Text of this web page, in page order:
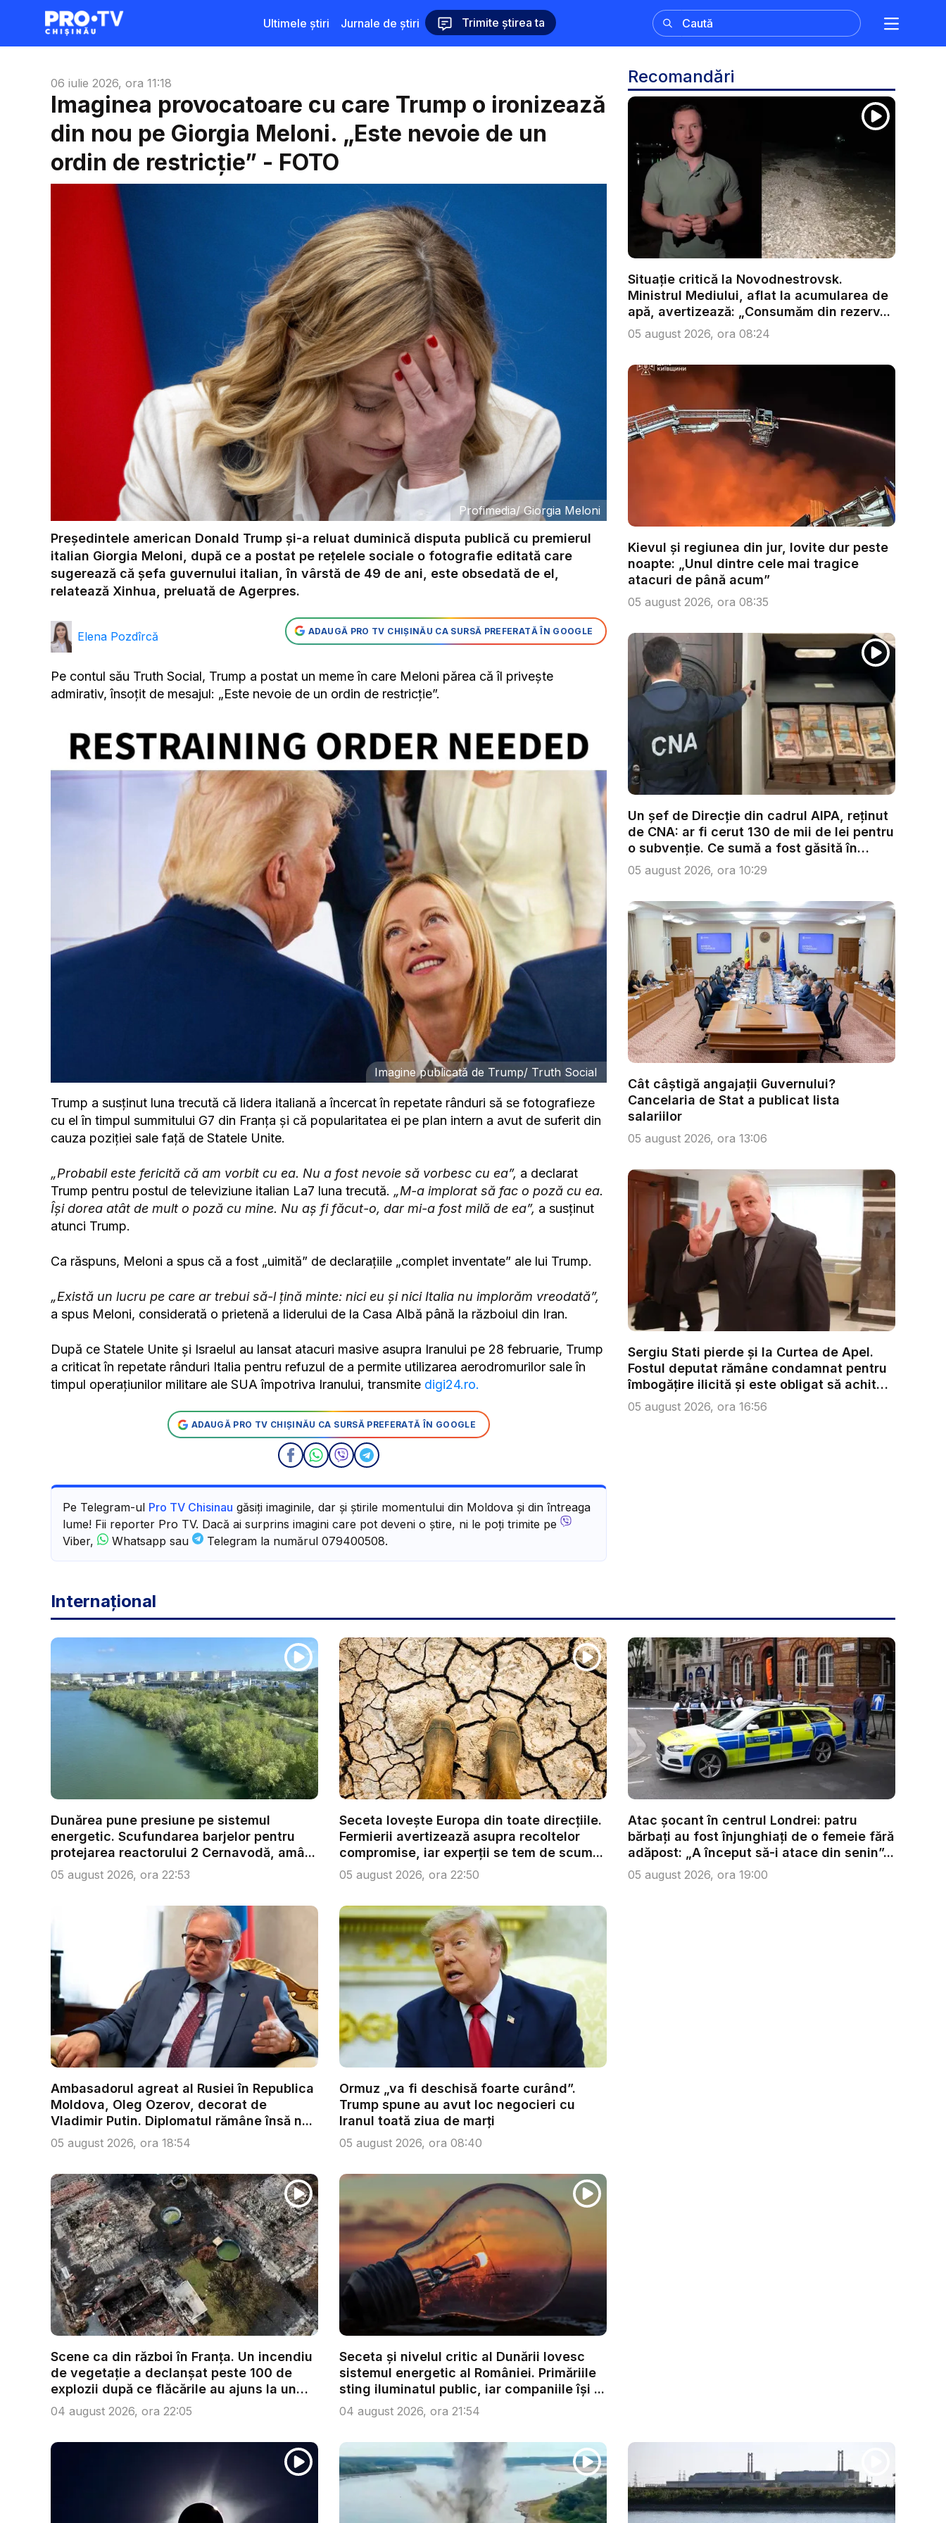
Ultimele știri Jurnale de știri Trimite știrea ta
06 iulie 2026, ora 11:18
Imaginea provocatoare cu care Trump o ironizează
din nou pe Giorgia Meloni. „Este nevoie de un
ordin de restricție” - FOTO
Profimedia/Giorgia Meloni
Preşedintele american Donald Trump şi-a reluat duminică disputa publică cu premierul
italian Giorgia Meloni, după ce a postat pe reţelele sociale o fotografie editată care
sugerează că şefa guvernului italian, în vârstă de 49 de ani, este obsedată de el,
relatează Xinhua, preluată de Agerpres.
Elena Pozdîrcă ADAUGĂ PRO TV CHIȘINĂU CA SURSĂ PREFERATĂ ÎN GOOGLE
Pe contul său Truth Social, Trump a postat un meme în care Meloni părea că îl priveşte
admirativ, însoţit de mesajul: „Este nevoie de un ordin de restricţie”.
Imagine publicată de Trump/ Truth Social
Trump a susţinut luna trecută că lidera italiană a încercat în repetate rânduri să se fotografieze
cu el în timpul summitului G7 din Franţa şi că popularitatea ei pe plan intern a avut de suferit din
cauza poziţiei sale faţă de Statele Unite.
„Probabil este fericită că am vorbit cu ea. Nu a fost nevoie să vorbesc cu ea”, a declarat
Trump pentru postul de televiziune italian La7 luna trecută. „M-a implorat să fac o poză cu ea.
Îşi dorea atât de mult o poză cu mine. Nu aş fi făcut-o, dar mi-a fost milă de ea”, a susţinut
atunci Trump.
Ca răspuns, Meloni a spus că a fost „uimită” de declaraţiile „complet inventate” ale lui Trump.
„Există un lucru pe care ar trebui să-l ţină minte: nici eu şi nici Italia nu implorăm vreodată”,
a spus Meloni, considerată o prietenă a liderului de la Casa Albă până la războiul din Iran.
După ce Statele Unite şi Israelul au lansat atacuri masive asupra Iranului pe 28 februarie, Trump
a criticat în repetate rânduri Italia pentru refuzul de a permite utilizarea aerodromurilor sale în
timpul operaţiunilor militare ale SUA împotriva Iranului, transmite digi24.ro.
ADAUGĂ PRO TV CHIȘINĂU CA SURSĂ PREFERATĂ ÎN GOOGLE
Pe Telegram-ul Pro TV Chisinau găsiți imaginile, dar și știrile momentului din Moldova și din întreaga
lume! Fii reporter Pro TV. Dacă ai surprins imagini care pot deveni o știre, ni le poți trimite pe
Viber,
Whatsapp sau Telegram la numărul 079400508.
Recomandări
Situație critică la Novodnestrovsk.
Ministrul Mediului, aflat la acumularea de
apă, avertizează: „Consumăm din rezerv...
05 august 2026, ora 08:24
Kievul și regiunea din jur, lovite dur peste
noapte: „Unul dintre cele mai tragice
atacuri de până acum”
05 august 2026, ora 08:35
Un șef de Direcție din cadrul AIPA, reținut
de CNA: ar fi cerut 130 de mii de lei pentru
o subvenție. Ce sumă a fost găsită în
urma...
05 august 2026, ora 10:29
Cât câștigă angajații Guvernului?
Cancelaria de Stat a publicat lista
salariilor
05 august 2026, ora 13:06
Sergiu Stati pierde și la Curtea de Apel.
Fostul deputat rămâne condamnat pentru
îmbogățire ilicită și este obligat să achite
...
05 august 2026, ora 16:56
Internațional
Dunărea pune presiune pe sistemul
energetic. Scufundarea barjelor pentru
protejarea reactorului 2 Cernavodă, amâ...
05 august 2026, ora 22:53
Seceta lovește Europa din toate direcțiile.
Fermierii avertizează asupra recoltelor
compromise, iar experții se tem de scum...
05 august 2026, ora 22:50
Atac șocant în centrul Londrei: patru
bărbați au fost înjunghiați de o femeie fără
adăpost: „A început să-i atace din senin”...
05 august 2026, ora 19:00
Ambasadorul agreat al Rusiei în Republica
Moldova, Oleg Ozerov, decorat de
Vladimir Putin. Diplomatul rămâne însă n...
05 august 2026, ora 18:54
Ormuz „va fi deschisă foarte curând”.
Trump spune au avut loc negocieri cu
Iranul toată ziua de marți
05 august 2026, ora 08:40
Scene ca din război în Franța. Un incendiu
de vegetație a declanșat peste 100 de
explozii după ce flăcările au ajuns la un
d...
04 august 2026, ora 22:05
Seceta și nivelul critic al Dunării lovesc
sistemul energetic al României. Primăriile
sting iluminatul public, iar companiile își ...
04 august 2026, ora 21:54